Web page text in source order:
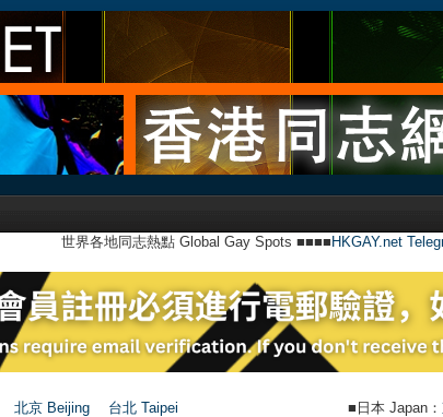
世界各地同志熱點 Global Gay Spots ■■■■ HKGAY.net
北京 Beijing 台北 Taipei ■日本 Japan：